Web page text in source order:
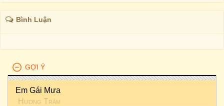
Bình Luận
GỢI Ý
Em Gái Mưa
Hương Tràm